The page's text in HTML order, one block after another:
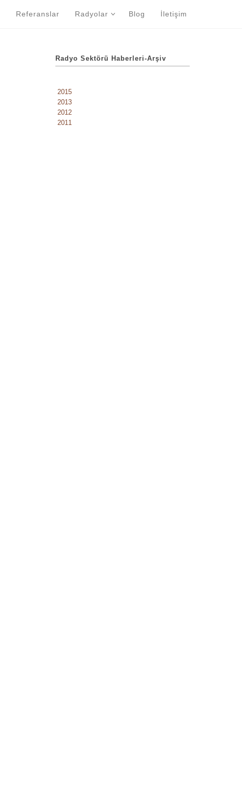
Referanslar Radyolar Blog İletişim
Radyo Sektörü Haberleri-Arşiv
2015
2013
2012
2011